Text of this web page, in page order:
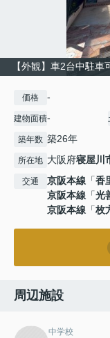
【外観】車2台中駐
価格 -
建物面積-
築年数 築26年
所在地 大阪府寝屋川
交通 京阪本線 「香
京阪本線 「光
京阪本線 「枚
周辺施設
中学校